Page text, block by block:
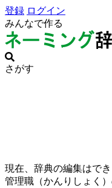
登録 ログイン
みんなで作る
さがす
現在、辞典の編集はでき
管理職（かんりしょく